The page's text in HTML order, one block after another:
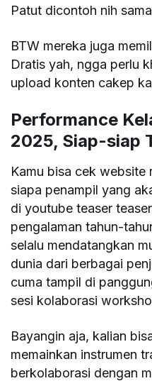
Patut dicontoh nih
BTW mereka juga
Dratis yah, ngga perlu
upload konten cakep
Performance
2025, Siap-siap
Kamu bisa cek website
siapa penampil yang
di youtube teaser
pengalaman tahun-
selalu mendatangkan
dunia dari berbagai
cuma tampil di
sesi kolaborasi
Bayangin aja, kalian
memainkan instrumen
berkolaborasi dengan